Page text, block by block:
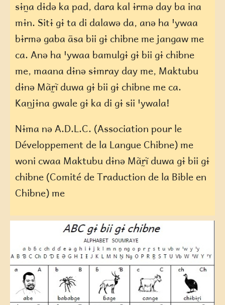
sɨn̰a dɨdə ka pad, dara kal ɨrmə day ba ina
mɨn. Sitɨ gɨ ta di dalawə da, anə ha ꞌywaa
bɨrmə gaba āsa bii gɨ chibne me jangaw me
ca. Anə ha ꞌywaa bamulgɨ gɨ bii gɨ chibne
me, maana dɨnə sɨmray day me, Maktubu
dɨnə Mãr̰ĩ duwa gɨ bii gɨ chibne me ca.
Kan̰jɨna gwale gɨ ka di gɨ sii ꞌywala!
Nɨma nə A.D.L.C. (Association pour le
Développement de la Langue Chibne) me
woni cwaa Maktubu dɨnə Mãr̰ĩ duwa gɨ bii gɨ
chibne (Comité de Traduction de la Bible en
Chibne) me